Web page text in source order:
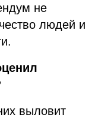
не
людей и
выловит